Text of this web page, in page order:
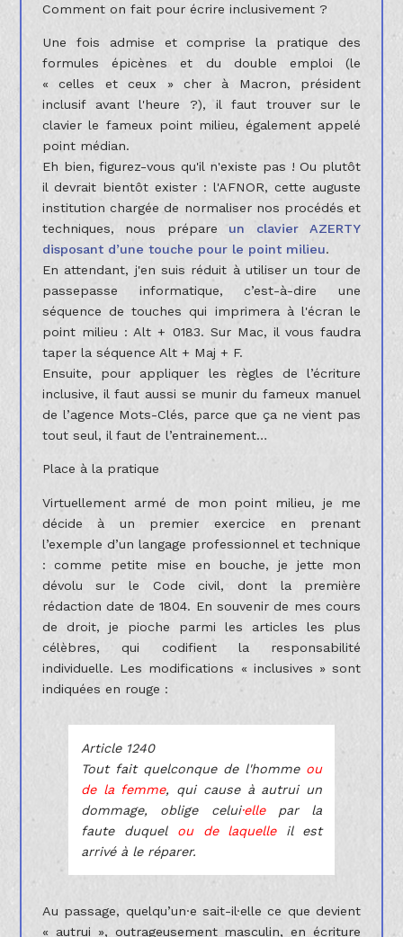
Comment on fait pour écrire inclusivement ?
Une fois admise et comprise la pratique des
formules épicènes et du double emploi (le
« celles et ceux » cher à Macron, président
inclusif avant l'heure ?), il faut trouver sur le
clavier le fameux point milieu, également appelé
point médian.
Eh bien, figurez-vous qu'il n'existe pas ! Ou plutôt
il devrait bientôt exister : l'AFNOR, cette auguste
institution chargée de normaliser nos procédés et
techniques, nous prépare un clavier AZERTY
disposant d’une touche pour le point milieu.
En attendant, j'en suis réduit à utiliser un tour de
passepasse informatique, c’est-à-dire une
séquence de touches qui imprimera à l'écran le
point milieu : Alt + 0183. Sur Mac, il vous faudra
taper la séquence Alt + Maj + F.
Ensuite, pour appliquer les règles de l’écriture
inclusive, il faut aussi se munir du fameux manuel
de l’agence Mots-Clés, parce que ça ne vient pas
tout seul, il faut de l’entrainement…
Place à la pratique
Virtuellement armé de mon point milieu, je me
décide à un premier exercice en prenant
l’exemple d’un langage professionnel et technique
: comme petite mise en bouche, je jette mon
dévolu sur le Code civil, dont la première
rédaction date de 1804. En souvenir de mes cours
de droit, je pioche parmi les articles les plus
célèbres, qui codifient la responsabilité
individuelle. Les modifications « inclusives » sont
indiquées en rouge :
Article 1240
Tout fait quelconque de l'homme ou
de la femme, qui cause à autrui un
dommage, oblige celui·ellepar la
faute duquel ou de laquelleil est
arrivé à le réparer.
Au passage, quelqu’un·e sait-il·elle ce que devient
« autrui », outrageusement masculin, en écriture